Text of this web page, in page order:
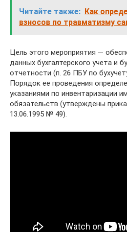
Читайте также: Как
взносов по травматизму
Цель этого мероприятия —
данных бухгалтерского учета и
отчетности (п. 26 ПБУ по
Порядок ее проведения
указаниями по инвентаризации
обязательств (утверждены
13.06.1995 № 49).